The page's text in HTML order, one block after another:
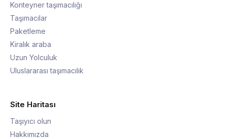
Konteyner taşımacılığı
Taşımacılar
Paketleme
Kiralık araba
Uzun Yolculuk
Uluslararası taşımacılık
Site Haritası
Taşıyıcı olun
Hakkımızda